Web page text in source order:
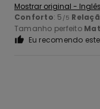
Mostrar original - Inglês
Conforto: 5 /5
Tamanho perfeito
Eu recomendo